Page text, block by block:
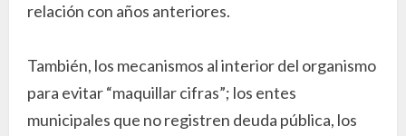
relación con años anteriores.
También, los mecanismos al interior del organismo
para evitar “maquillar cifras”; los entes
municipales que no registren deuda pública, los